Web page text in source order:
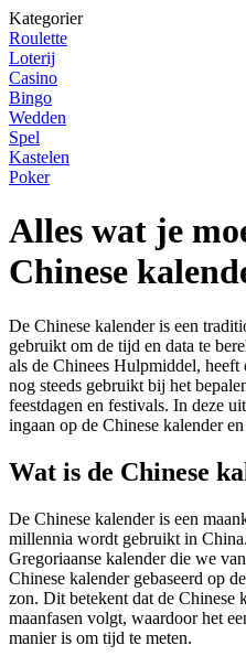
Kategorier
Roulette
Loterij
Casino
Bingo
Wedden
Spel
Kastelen
Poker
Alles wat je
Chinese
De Chinese kalender is een
gebruikt om de tijd en data te
als de Chinees Hulpmiddel, heeft
nog steeds gebruikt bij het
feestdagen en festivals. In deze
ingaan op de Chinese kalender
Wat is de Chinese
De Chinese kalender is een
millennia wordt gebruikt in
Gregoriaanse kalender die we
Chinese kalender gebaseerd op
zon. Dit betekent dat de Chinese
maanfasen volgt, waardoor het
manier is om tijd te meten.